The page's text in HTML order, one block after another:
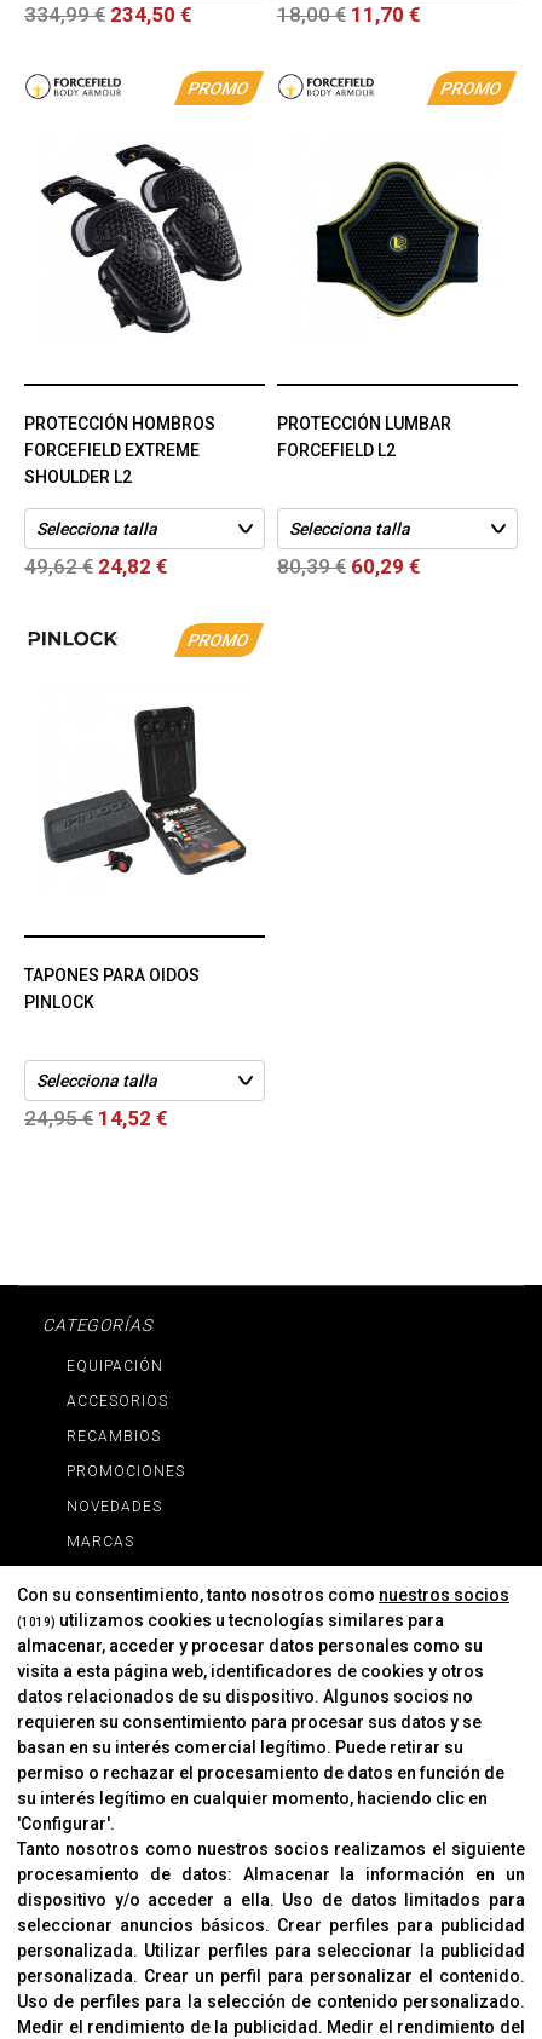
334,99 € 234,50 € 18,00 € 11,70 €
PROMO
PROTECCIÓN HOMBROS
FORCEFIELD EXTREME
SHOULDER L2
49,62 € 24,82 €
PROMO
PROTECCIÓN LUMBAR
FORCEFIELD L2
80,39 € 60,29 €
PROMO
TAPONES PARA OIDOS
PINLOCK
24,95 € 14,52 €
CATEGORÍAS
EQUIPACIÓN
ACCESORIOS
RECAMBIOS
PROMOCIONES
NOVEDADES
MARCAS
INFORMACIÓN
Contacto
Cambios Y Devoluciones
CORVER
Aviso Legal
Sobre Nosotros
Cookies
Política De Privacidad
OFICINAS
Con su consentimiento, tanto nosotros como nuestros socios
(1019) utilizamos cookies u tecnologías similares para
almacenar, acceder y procesar datos personales como su
visita a esta página web, identificadores de cookies y otros
datos relacionados de su dispositivo. Algunos socios no
requieren su consentimiento para procesar sus datos y se
basan en su interés comercial legítimo. Puede retirar su
permiso o rechazar el procesamiento de datos en función de
su interés legítimo en cualquier momento, haciendo clic en
'Configurar'.
Tanto nosotros como nuestros socios realizamos el siguiente
procesamiento de datos: Almacenar la información en un
dispositivo y/o acceder a ella. Uso de datos limitados para
seleccionar anuncios básicos. Crear perfiles para publicidad
personalizada. Utilizar perfiles para seleccionar la publicidad
personalizada. Crear un perfil para personalizar el contenido.
Uso de perfiles para la selección de contenido personalizado.
Medir el rendimiento de la publicidad . Medir el rendimiento del